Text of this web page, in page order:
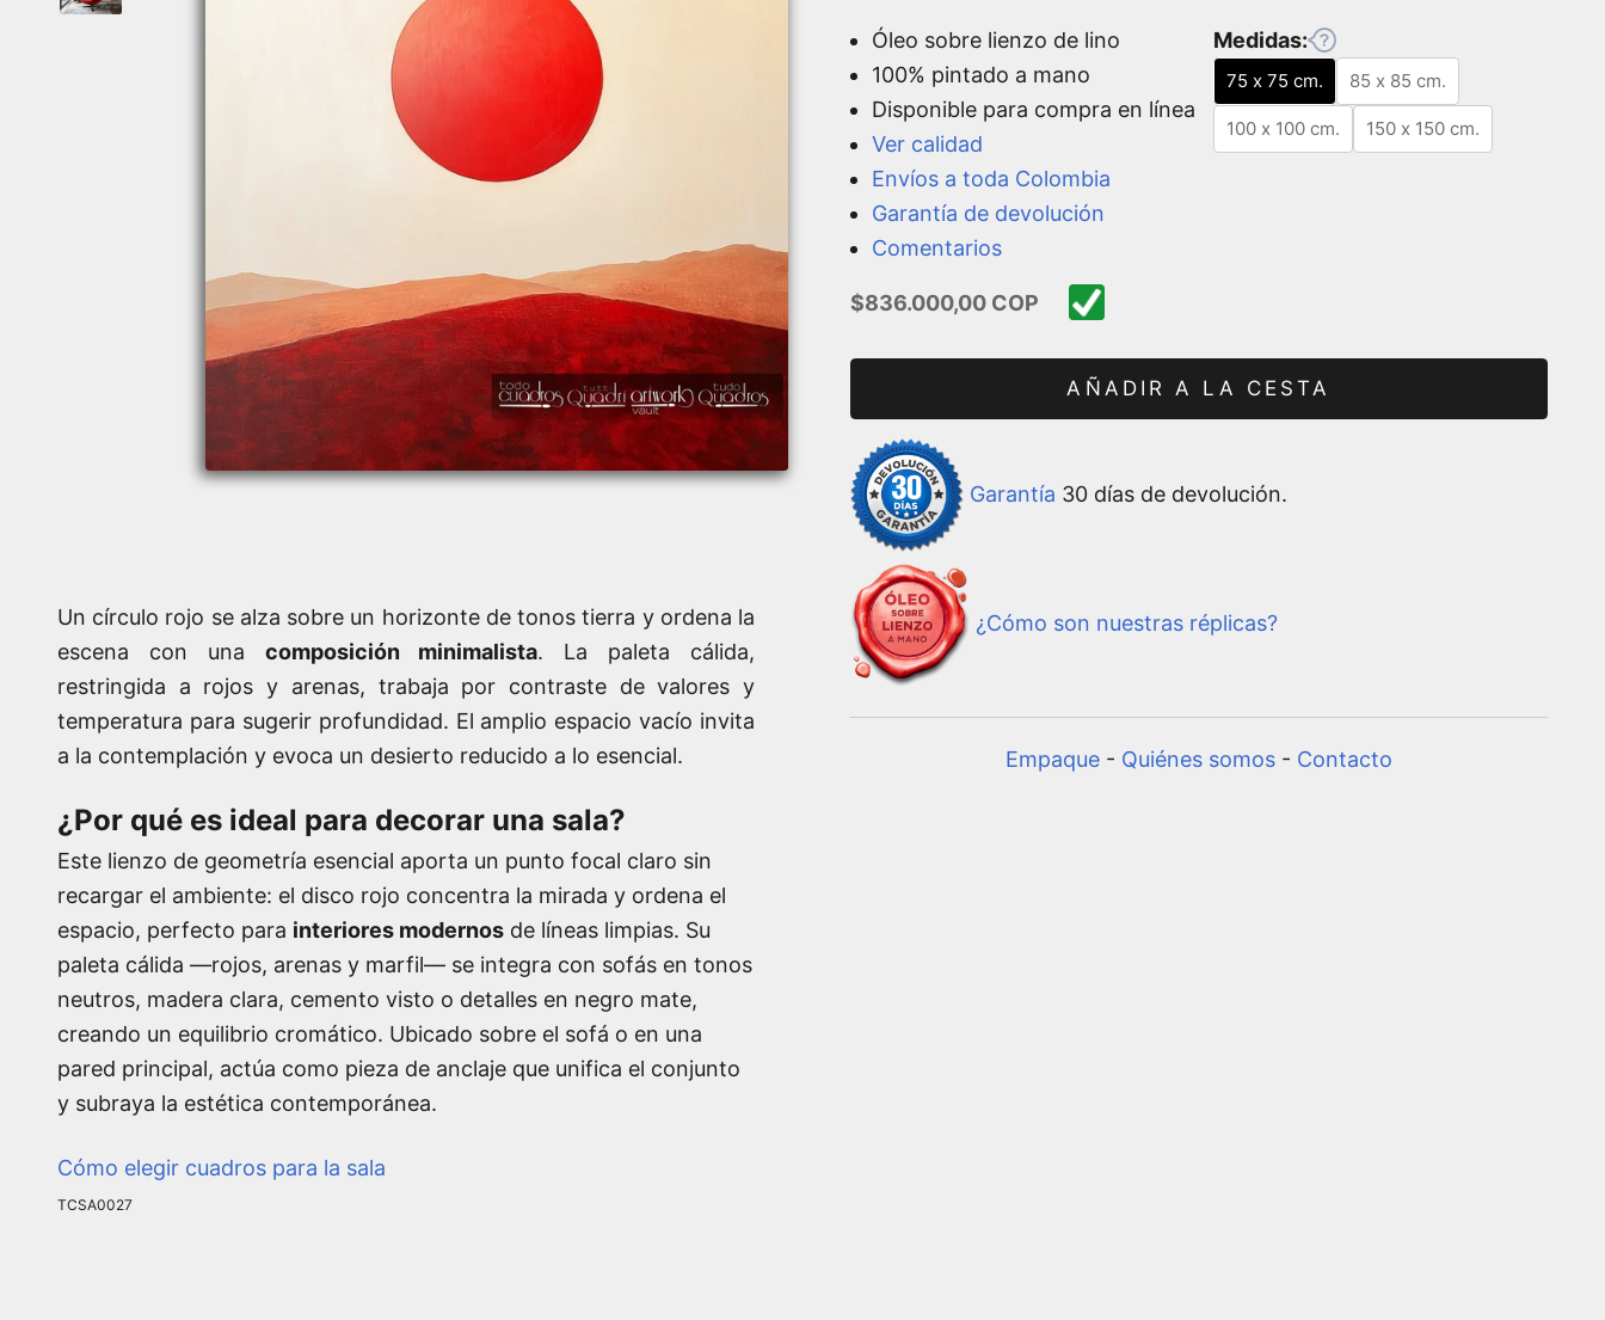
Óleo sobre lienzo de lino
100% pintado a mano
Disponible para compra en línea
Ver calidad
Envíos a toda Colombia
Garantía de devolución
Comentarios
Medidas:
75 x 75 cm. 85 x 85 cm.
100 x 100 cm. 150 x 150 cm.
Precio de oferta
$836.000,00 COP
AÑADIR A LA CESTA
Garantía 30 días de devolución.
¿Cómo son nuestras réplicas?
Empaque - Quiénes somos - Contacto
Un círculo rojo se alza sobre un horizonte de tonos tierra y ordena la
escena con una composición minimalista. La paleta cálida,
restringida a rojos y arenas, trabaja por contraste de valores y
temperatura para sugerir profundidad. El amplio espacio vacío invita
a la contemplación y evoca un desierto reducido a lo esencial.
¿Por qué es ideal para decorar una sala?
Este lienzo de geometría esencial aporta un punto focal claro sin
recargar el ambiente: el disco rojo concentra la mirada y ordena el
espacio, perfecto para interiores modernos de líneas limpias. Su
paleta cálida —rojos, arenas y marfil— se integra con sofás en tonos
neutros, madera clara, cemento visto o detalles en negro mate,
creando un equilibrio cromático. Ubicado sobre el sofá o en una
pared principal, actúa como pieza de anclaje que unifica el conjunto
y subraya la estética contemporánea.
Cómo elegir cuadros para la sala
TCSA0027